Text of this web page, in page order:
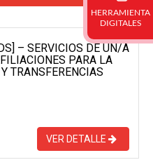
– SERVICIOS DE UN/A
PARA LA
TRANSFERENCIAS
VER DETALLE
HERRAMIENTA
DIGITALES